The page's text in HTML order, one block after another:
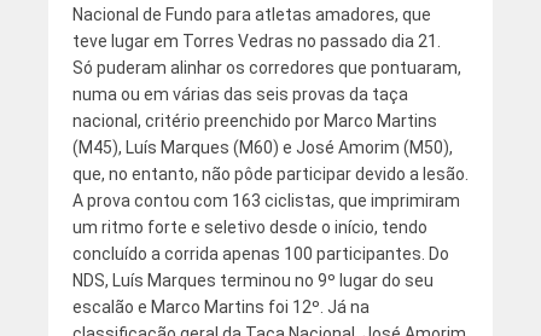
Nacional de Fundo para atletas amadores, que
teve lugar em Torres Vedras no passado dia 21.
Só puderam alinhar os corredores que pontuaram,
numa ou em várias das seis provas da taça
nacional, critério preenchido por Marco Martins
(M45), Luís Marques (M60) e José Amorim (M50),
que, no entanto, não pôde participar devido a lesão.
A prova contou com 163 ciclistas, que imprimiram
um ritmo forte e seletivo desde o início, tendo
concluído a corrida apenas 100 participantes. Do
NDS, Luís Marques terminou no 9º lugar do seu
escalão e Marco Martins foi 12º. Já na